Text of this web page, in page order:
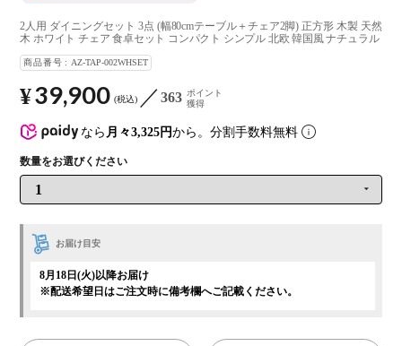
2人用 ダイニングセット 3点 (幅80cmテーブル＋チェア2脚) 正方形 木製 天然
木 ホワイト チェア 食卓セット コンパクト シンプル 北欧 韓国風 ナチュラル
商品番号 AZ-TAP-002WHSET
なら 月々3,325円から。分割手数料無料
¥39,900 税込 363 ポイント
獲得
お届け目安
8月18日(火)以降お届け
※配送希望日はご注文時に備考欄へご記載ください。